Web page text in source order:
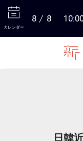
カレンダー
8 8
日韓